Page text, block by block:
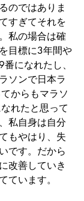
のではありま
すぎてそれを
私の場合は確
目標に3年間や
になれたし、
ソンで日本ラ
からもマラソ
れたと思って
私自身は自分
もやはり、失
です。だから
改善していき
ています。